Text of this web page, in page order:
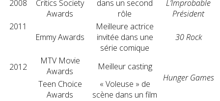
2008
Critics Society
Awards
dans un second
rôle
L’Improbable
Président
2011
Emmy Awards
Meilleure actrice
invitée dans une
série comique
30 Rock
2012
MTV Movie
Awards
Meilleur casting
Hunger Games
Teen Choice
Awards
« Voleuse » de
scène dans un film